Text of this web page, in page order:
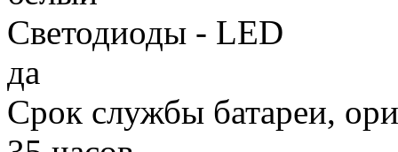
Светодиоды - LED
да
Срок службы батареи,